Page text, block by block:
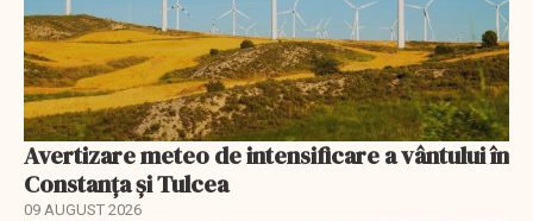
Avertizare meteo de intensificare a vântului în
Constanța și Tulcea
09 AUGUST 2026